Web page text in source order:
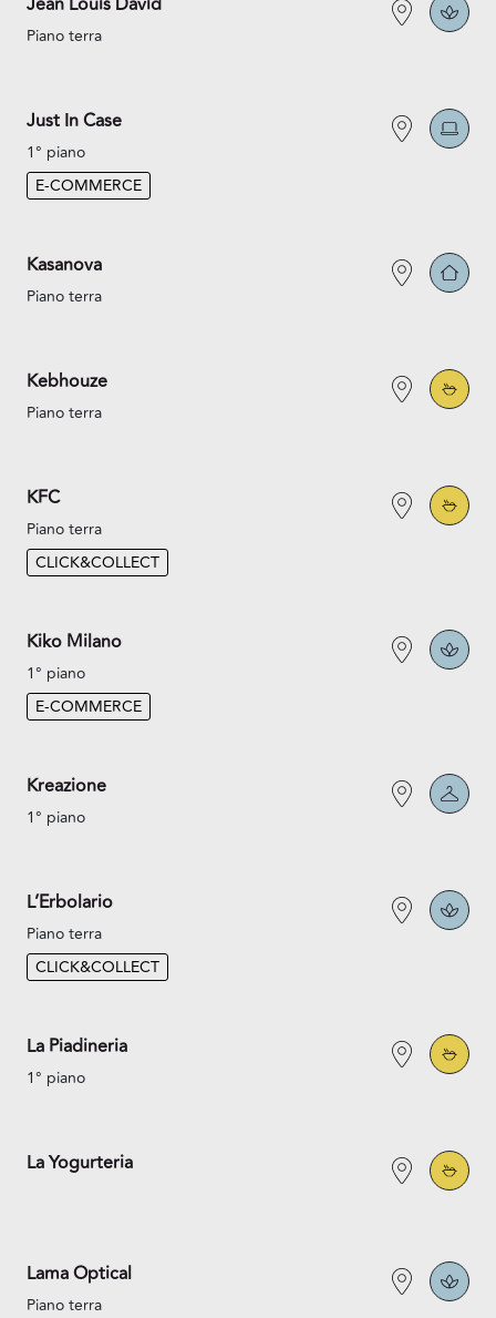
Piano terra
Just In Case
1° piano
E-COMMERCE
Kasanova
Piano terra
Kebhouze
Piano terra
KFC
Piano terra
CLICK&COLLECT
Kiko Milano
1° piano
E-COMMERCE
Kreazione
1° piano
L’Erbolario
Piano terra
CLICK&COLLECT
La Piadineria
1° piano
La Yogurteria
Lama Optical
Piano terra